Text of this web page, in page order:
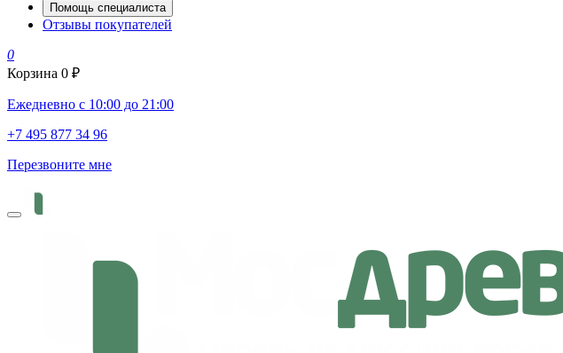
Помощь специалиста
Отзывы покупателей
0
Корзина 0 ₽
Ежедневно с 10:00 до 21:00
+7 495 877 34 96
Перезвоните мне